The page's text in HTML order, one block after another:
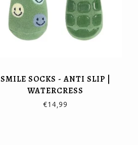
SMILE SOCKS - ANTI SLIP |
WATERCRESS
€14,99